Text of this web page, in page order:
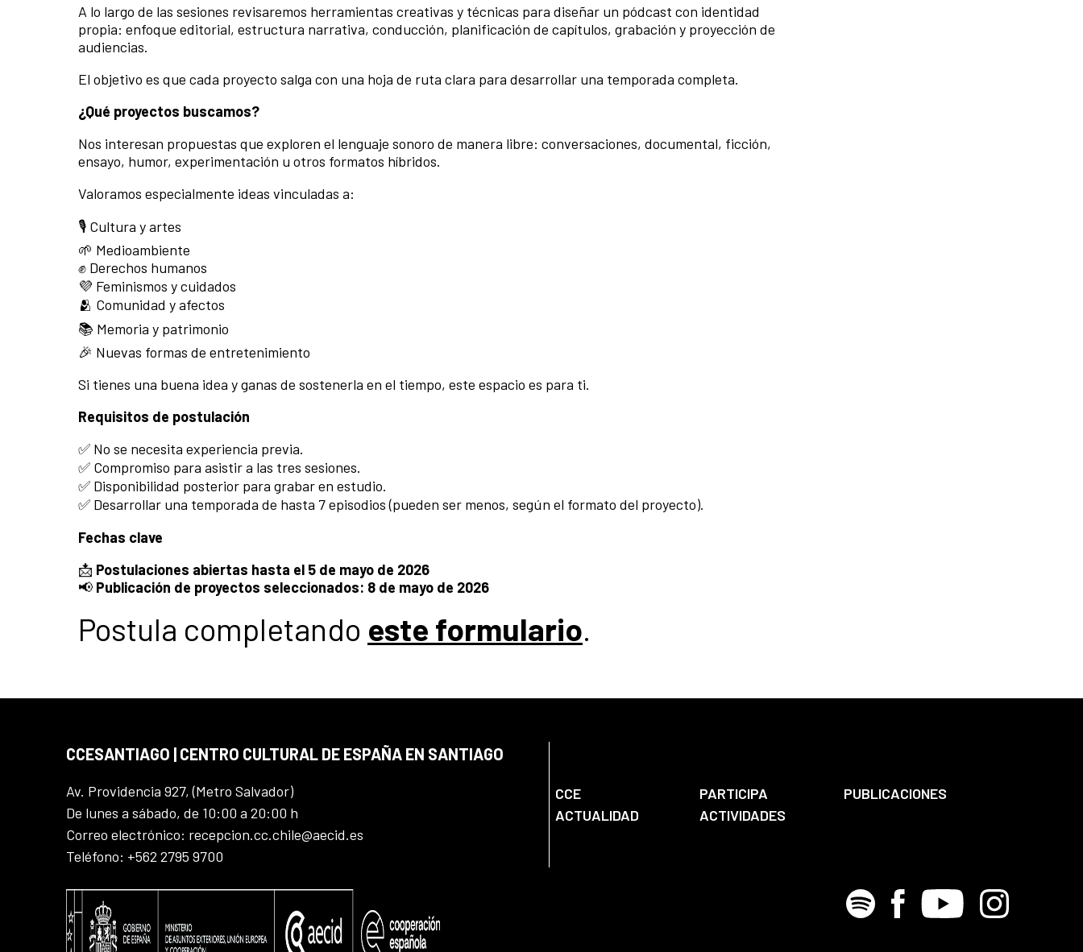
A lo largo de las sesiones revisaremos herramientas creativas y técnicas para diseñar un pódcast con identidad
propia: enfoque editorial, estructura narrativa, conducción, planificación de capítulos, grabación y proyección de
audiencias.
El objetivo es que cada proyecto salga con una hoja de ruta clara para desarrollar una temporada completa.
¿Qué proyectos buscamos?
Nos interesan propuestas que exploren el lenguaje sonoro de manera libre: conversaciones, documental, ficción,
ensayo, humor, experimentación u otros formatos híbridos.
Valoramos especialmente ideas vinculadas a:
🎙 Cultura y artes
🌱 Medioambiente
✊ Derechos humanos
💜 Feminismos y cuidados
🫂 Comunidad y afectos
📚 Memoria y patrimonio
🎉 Nuevas formas de entretenimiento
Si tienes una buena idea y ganas de sostenerla en el tiempo, este espacio es para ti.
Requisitos de postulación
✅ No se necesita experiencia previa.
✅ Compromiso para asistir a las tres sesiones.
✅ Disponibilidad posterior para grabar en estudio.
✅ Desarrollar una temporada de hasta 7 episodios (pueden ser menos, según el formato del proyecto).
Fechas clave
📩 Postulaciones abiertas hasta el 5 de mayo de 2026
📢 Publicación de proyectos seleccionados: 8 de mayo de 2026
Postula completando este formulario.
CCESANTIAGO | CENTRO CULTURAL DE ESPAÑA EN SANTIAGO
Av. Providencia 927, (Metro Salvador)
De lunes a sábado, de 10:00 a 20:00 h
Correo electrónico: recepcion.cc.chile@aecid.es
Teléfono: +562 2795 9700
CCE PARTICIPA
PUBLICACIONES
ACTUALIDAD
ACTIVIDADES
Spotify Facebook
Youtube Instagram